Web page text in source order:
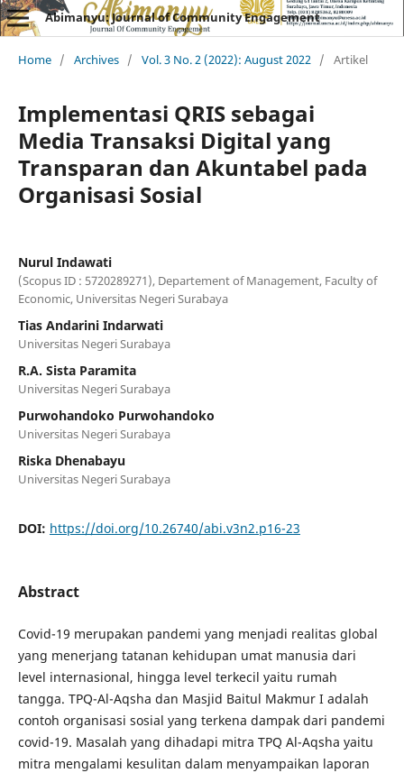
Abimanyu: Journal of Community Engagement
Home / Archives / Vol. 3 No. 2 (2022): August 2022 / Artikel
Implementasi QRIS sebagai
Media Transaksi Digital yang
Transparan dan Akuntabel pada
Organisasi Sosial
Nurul Indawati
(Scopus ID : 5720289271), Departement of Management, Faculty of
Economic, Universitas Negeri Surabaya
Tias Andarini Indarwati
Universitas Negeri Surabaya
R.A. Sista Paramita
Universitas Negeri Surabaya
Purwohandoko Purwohandoko
Universitas Negeri Surabaya
Riska Dhenabayu
Universitas Negeri Surabaya
DOI: https://doi.org/10.26740/abi.v3n2.p16-23
Abstract
Covid-19 merupakan pandemi yang menjadi realitas global
yang menerjang tatanan kehidupan umat manusia dari
level internasional, hingga level terkecil yaitu rumah
tangga. TPQ-Al-Aqsha dan Masjid Baitul Makmur I adalah
contoh organisasi sosial yang terkena dampak dari pandemi
covid-19. Masalah yang dihadapi mitra TPQ Al-Aqsha yaitu
mitra mengalami kesulitan dalam menyampaikan laporan